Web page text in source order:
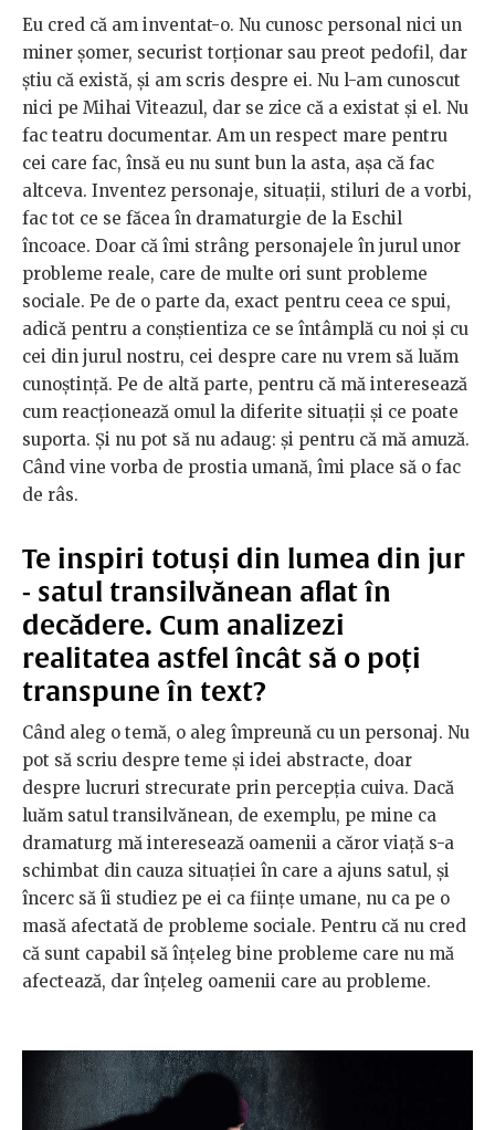
Eu cred că am inventat-o. Nu cunosc personal nici un
miner șomer, securist torționar sau preot pedofil, dar
știu că există, și am scris despre ei. Nu l-am cunoscut
nici pe Mihai Viteazul, dar se zice că a existat și el. Nu
fac teatru documentar. Am un respect mare pentru
cei care fac, însă eu nu sunt bun la asta, așa că fac
altceva. Inventez personaje, situații, stiluri de a vorbi,
fac tot ce se făcea în dramaturgie de la Eschil
încoace. Doar că îmi strâng personajele în jurul unor
probleme reale, care de multe ori sunt probleme
sociale. Pe de o parte da, exact pentru ceea ce spui,
adică pentru a conștientiza ce se întâmplă cu noi și cu
cei din jurul nostru, cei despre care nu vrem să luăm
cunoștință. Pe de altă parte, pentru că mă interesează
cum reacționează omul la diferite situații și ce poate
suporta. Și nu pot să nu adaug: și pentru că mă amuză.
Când vine vorba de prostia umană, îmi place să o fac
de râs.
Te inspiri totuși din lumea din jur
- satul transilvănean aflat în
decădere. Cum analizezi
realitatea astfel încât să o poți
transpune în text?
Când aleg o temă, o aleg împreună cu un personaj. Nu
pot să scriu despre teme și idei abstracte, doar
despre lucruri strecurate prin percepția cuiva. Dacă
luăm satul transilvănean, de exemplu, pe mine ca
dramaturg mă interesează oamenii a căror viață s-a
schimbat din cauza situației în care a ajuns satul, și
încerc să îi studiez pe ei ca ființe umane, nu ca pe o
masă afectată de probleme sociale. Pentru că nu cred
că sunt capabil să înțeleg bine probleme care nu mă
afectează, dar înțeleg oamenii care au probleme.